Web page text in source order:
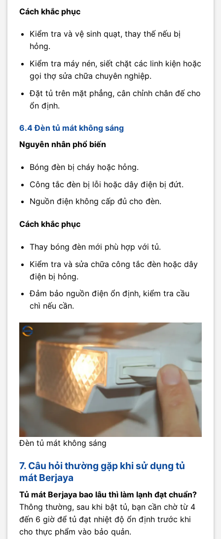
Cách khắc phục
Kiểm tra và vệ sinh quạt, thay thế nếu bị
hỏng.
Kiểm tra máy nén, siết chặt các linh kiện hoặc
gọi thợ sửa chữa chuyên nghiệp.
Đặt tủ trên mặt phẳng, cân chỉnh chân đế cho
ổn định.
6.4 Đèn tủ mát không sáng
Nguyên nhân phổ biến
Bóng đèn bị cháy hoặc hỏng.
Công tắc đèn bị lỗi hoặc dây điện bị đứt.
Nguồn điện không cấp đủ cho đèn.
Cách khắc phục
Thay bóng đèn mới phù hợp với tủ.
Kiểm tra và sửa chữa công tắc đèn hoặc dây
điện bị hỏng.
Đảm bảo nguồn điện ổn định, kiểm tra cầu
chì nếu cần.
Đèn tủ mát không sáng
7. Câu hỏi thường gặp khi sử dụng tủ
mát Berjaya
Tủ mát Berjaya bao lâu thì làm lạnh đạt chuẩn?
Thông thường, sau khi bật tủ, bạn cần chờ từ 4
đến 6 giờ để tủ đạt nhiệt độ ổn định trước khi
cho thực phẩm vào bảo quản.